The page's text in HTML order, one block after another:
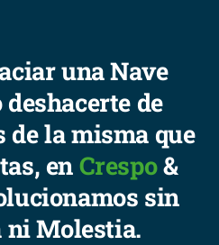
una Nave
de
de la misma que
enCrespo&
sin
ni Molestia.